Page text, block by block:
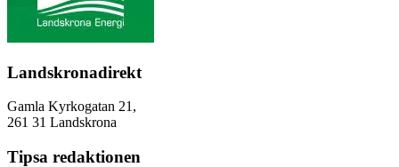
Landskronadirekt
Gamla Kyrkogatan 21,
261 31 Landskrona
Tipsa redaktionen